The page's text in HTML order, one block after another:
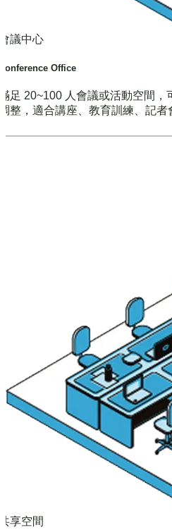
議中心
Office
足 20~100 人會議或活動空間
整，適合講座、教育訓練、記者
享空間